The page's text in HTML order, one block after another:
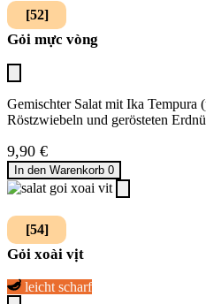
[52]
Gỏi mực vòng
Gemischter Salat mit Ika Tempura
Röstzwiebeln und gerösteten
9,90 €
In den Warenkorb 0
[54]
Gỏi xoài vịt
leicht scharf